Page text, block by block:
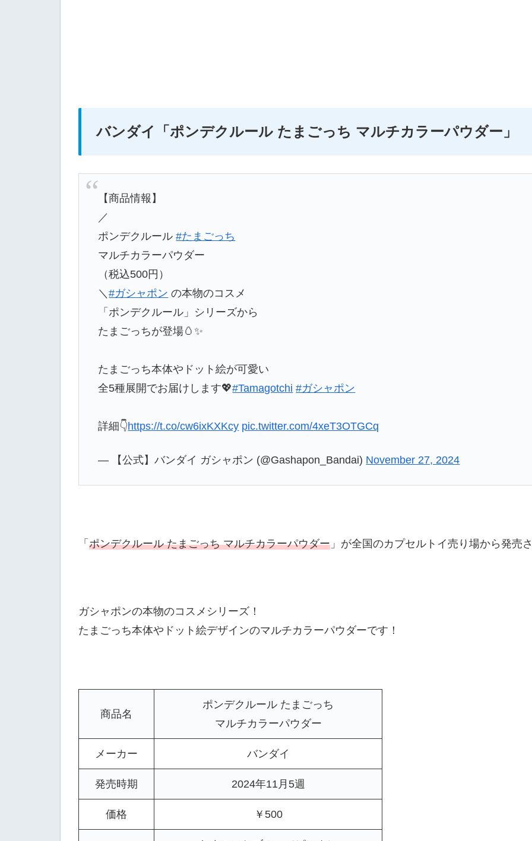
バンダイ 「ポンデクルール たまごっち マルチカラーパウダー」
【商品情報】
／
ポンデクルール#たまごっち
マルチカラーパウダー
（税込500円）
＼#ガシャポン の本物のコスメ
「ポンデクルール」シリーズから
たまごっちが登場🥚✨
たまごっち本体やドット絵が可愛い
全5種展開でお届けします💖#Tamagotchi #ガシャポン
詳細👇https://t.co/cw6ixKXKcy pic.twitter.com/4xeT3OTGCq
— 【公式】バンダイ ガシャポン (@Gashapon_Bandai) November 27, 2024
「 ポンデクルール たまごっち マルチカラーパウダー 」が全国のカプセルトイ売り場から発売さ
ガシャポンの本物のコスメシリーズ！
たまごっち本体やドット絵デザインのマルチカラーパウダーです！
商品名
ポンデクルール たまごっち
マルチカラーパウダー
メーカー バンダイ
発売時期 2024年11月5週
価格 ￥500